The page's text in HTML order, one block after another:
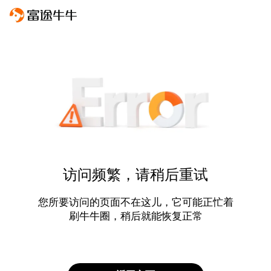
访问频繁，请稍后重试
您所要访问的页面不在这儿，它可能正忙着
刷牛牛圈，稍后就能恢复正常